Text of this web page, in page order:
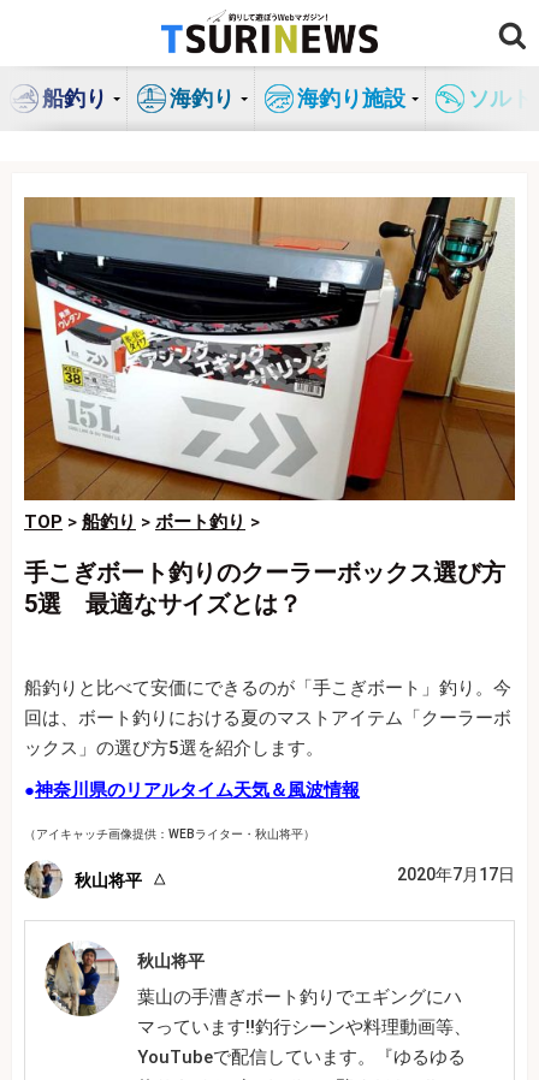
ン
船釣り 海釣り 海釣り施設 ソル
TOP > 船釣り > ボート釣り >
手こぎボート釣りのクーラーボックス選び方
5選 最適なサイズとは？
船釣りと比べて安価にできるのが「手こぎボート」釣り。今
回は、ボート釣りにおける夏のマストアイテム「クーラーボ
ックス」の選び方5選を紹介します。
●神奈川県のリアルタイム天気＆風波情報
（アイキャッチ画像提供：WEBライター・秋山将平）
秋山将平 2020年7月17日
秋山将平
葉山の手漕ぎボート釣りでエギングにハ
マっています!!釣行シーンや料理動画等、
YouTubeで配信しています。『ゆるゆる